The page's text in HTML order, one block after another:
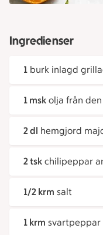
Ingredienser
1 burk inlagd
1 msk olja från
2 dl hemgjord
2 tsk chilipeppar
1/2 krm salt
1 krm svartpeppar